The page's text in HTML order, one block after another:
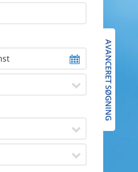
Afstand til
Udsigt til
Faciliteter
Spa
AVANCERET SØGNING